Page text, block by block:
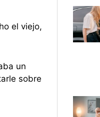
el viejo,
un
sobre